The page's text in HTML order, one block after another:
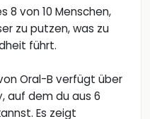
8 von 10 Menschen,
zu putzen, was zu
führt.
Oral-B verfügt über
auf dem du aus 6
Es zeigt